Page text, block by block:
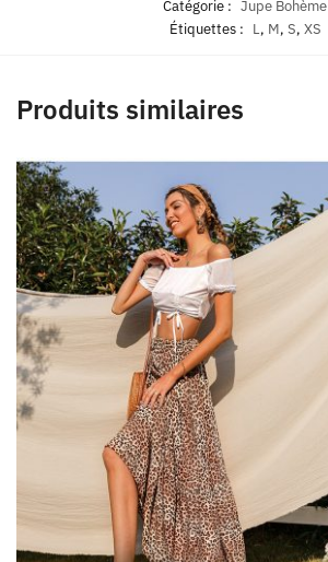
Catégorie : Jupe Bohème
Étiquettes : L, M, S, XS
Produits similaires